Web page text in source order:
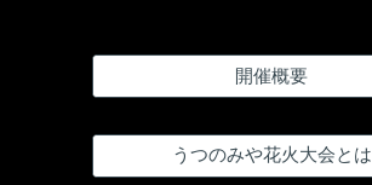
開催概要
うつのみや花火大会とは